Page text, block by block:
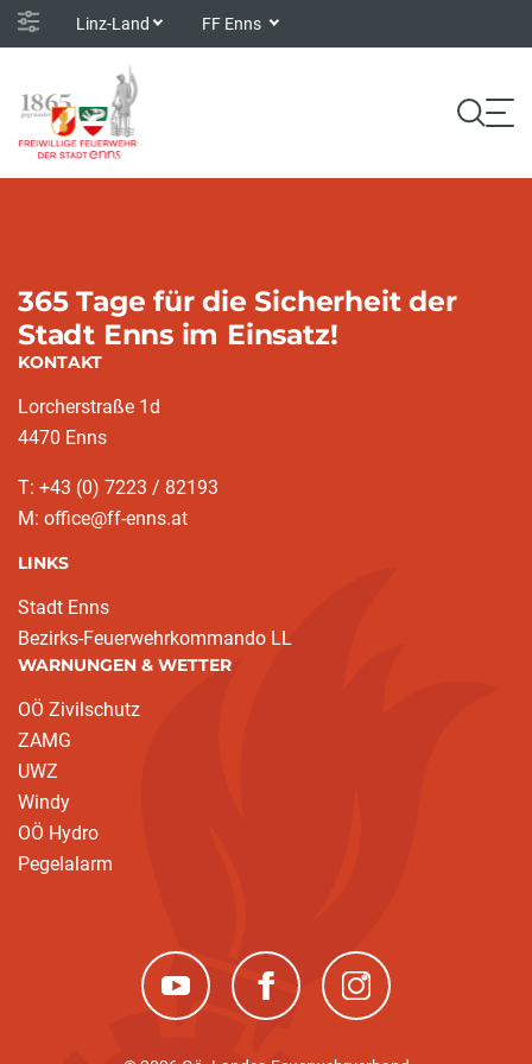
Linz-Land FF Enns
365 Tage für die Sicherheit der
Stadt Enns im Einsatz!
KONTAKT
Lorcherstraße 1d
4470 Enns
T: +43 (0) 7223 / 82193
M: office@ff-enns.at
LINKS
Stadt Enns
Bezirks-Feuerwehrkommando LL
WARNUNGEN & WETTER
OÖ Zivilschutz
ZAMG
UWZ
Windy
OÖ Hydro
Pegelalarm
(neues Fenster)(neues Fenster)(neues Fenster)